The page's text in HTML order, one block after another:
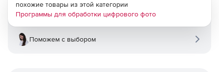
похожие товары из этой категории
Программы для обработки цифрового фото
Поможем с выбором